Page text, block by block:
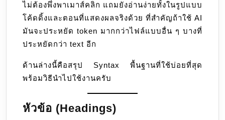
ไม่ต้องพึ่งพาเมาส์คลิก แถมยังอ่านง่ายทั้งในรูปแบบ
โค้ดดิ้งและตอนที่แสดงผลจริงด้วย ที่สำคัญถ้าใช้ AI
มันจะประหยัด token มากกว่าไฟล์แบบอื่น ๆ บางที่
ประหยัดกว่า text อีก
ด้านล่างนี้คือสรุป Syntax พื้นฐานที่ใช้บ่อยที่สุด
พร้อมวิธีนำไปใช้งานครับ
หัวข้อ (Headings)